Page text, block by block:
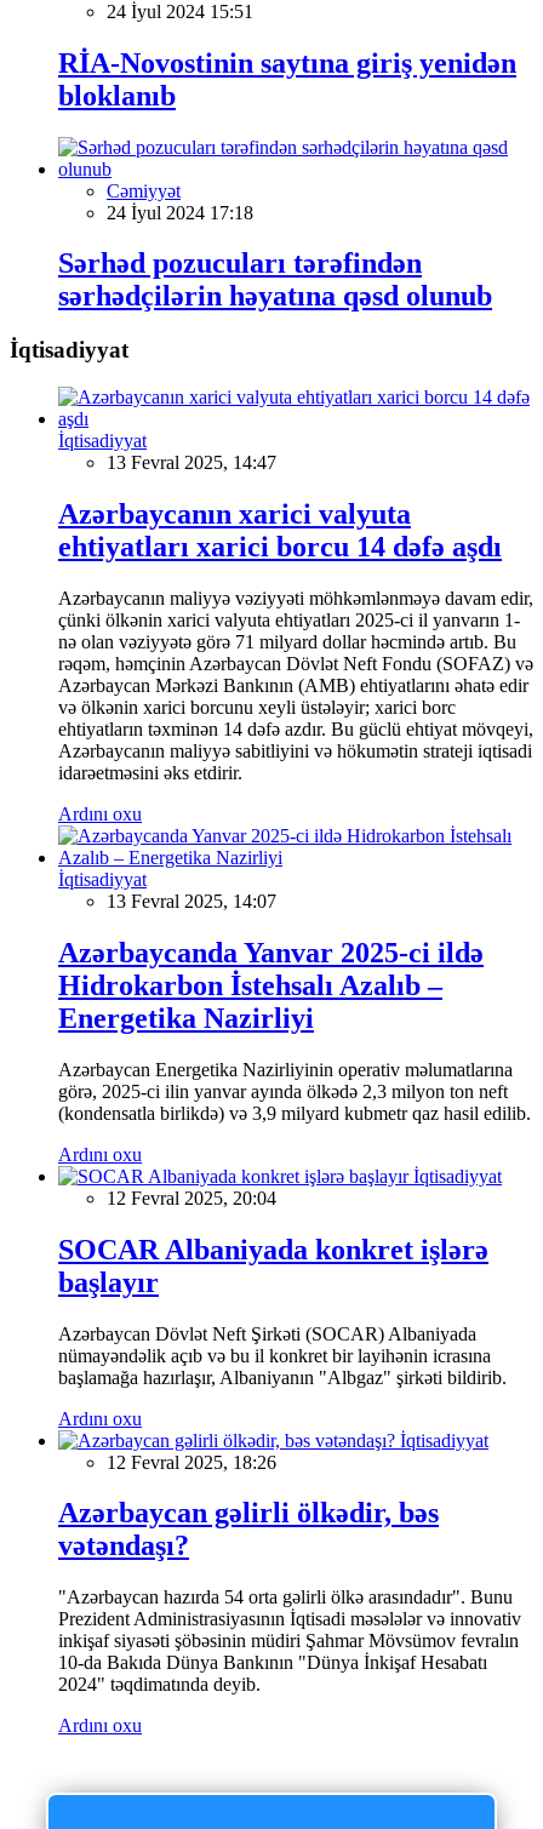
24 İyul 2024 15:51
RİA-Novostinin saytına giriş yenidən
bloklanıb
Cəmiyyət
24 İyul 2024 17:18
Sərhəd pozucuları tərəfindən
sərhədçilərin həyatına qəsd olunub
İqtisadiyyat
İqtisadiyyat
13 Fevral 2025, 14:47
Azərbaycanın xarici valyuta
ehtiyatları xarici borcu 14 dəfə aşdı
Azərbaycanın maliyyə vəziyyəti möhkəmlənməyə davam edir,
çünki ölkənin xarici valyuta ehtiyatları 2025-ci il yanvarın 1-
nə olan vəziyyətə görə 71 milyard dollar həcmində artıb. Bu
rəqəm, həmçinin Azərbaycan Dövlət Neft Fondu (SOFAZ) və
Azərbaycan Mərkəzi Bankının (AMB) ehtiyatlarını əhatə edir
və ölkənin xarici borcunu xeyli üstələyir; xarici borc
ehtiyatların təxminən 14 dəfə azdır. Bu güclü ehtiyat mövqeyi,
Azərbaycanın maliyyə sabitliyini və hökumətin strateji iqtisadi
idarəetməsini əks etdirir.
Ardını oxu
İqtisadiyyat
13 Fevral 2025, 14:07
Azərbaycanda Yanvar 2025-ci ildə
Hidrokarbon İstehsalı Azalıb –
Energetika Nazirliyi
Azərbaycan Energetika Nazirliyinin operativ məlumatlarına
görə, 2025-ci ilin yanvar ayında ölkədə 2,3 milyon ton neft
(kondensatla birlikdə) və 3,9 milyard kubmetr qaz hasil edilib.
Ardını oxu
İqtisadiyyat
12 Fevral 2025, 20:04
SOCAR Albaniyada konkret işlərə
başlayır
Azərbaycan Dövlət Neft Şirkəti (SOCAR) Albaniyada
nümayəndəlik açıb və bu il konkret bir layihənin icrasına
başlamağa hazırlaşır, Albaniyanın "Albgaz" şirkəti bildirib.
Ardını oxu
İqtisadiyyat
12 Fevral 2025, 18:26
Azərbaycan gəlirli ölkədir, bəs
vətəndaşı?
"Azərbaycan hazırda 54 orta gəlirli ölkə arasındadır". Bunu
Prezident Administrasiyasının İqtisadi məsələlər və innovativ
inkişaf siyasəti şöbəsinin müdiri Şahmar Mövsümov fevralın
10-da Bakıda Dünya Bankının "Dünya İnkişaf Hesabatı
2024" təqdimatında deyib.
Ardını oxu